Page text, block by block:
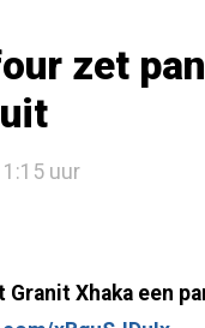
zet
uur
Granit Xhaka​ een